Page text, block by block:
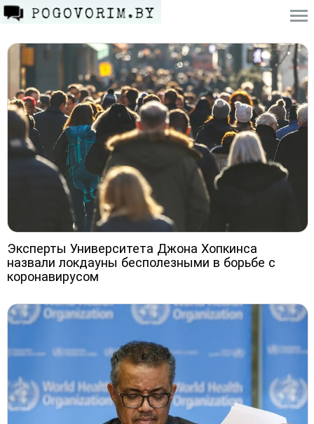
Эксперты Университета Джона Хопкинса
назвали локдауны бесполезными в борьбе с
коронавирусом